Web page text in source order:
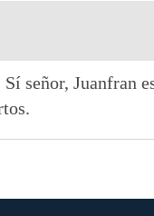
señor, Juanfran